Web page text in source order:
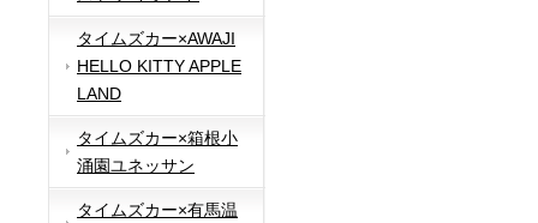
タイムズカー×AWAJI
HELLO KITTY APPLE
LAND
タイムズカー×箱根小
涌園ユネッサン
タイムズカー×有馬温